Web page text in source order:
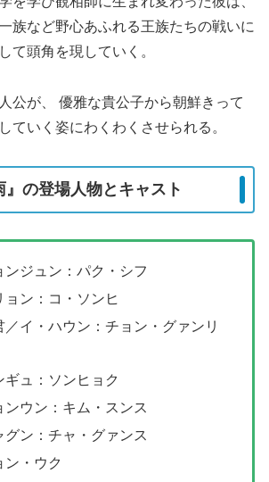
族など野心あふれる王族たちの戦いに
て頭角を現していく。
公が、 優雅な貴公子から朝鮮きって
ていく姿にわくわくさせられる。
』の登場人物とキャスト
ンジュン：パク・シフ
ョン：コ・ソンヒ
／イ・ハウン：チョン・グァンリ
ギュ：ソンヒョク
ンウン：キム・スンス
グン：チャ・グァンス
ン・ウク